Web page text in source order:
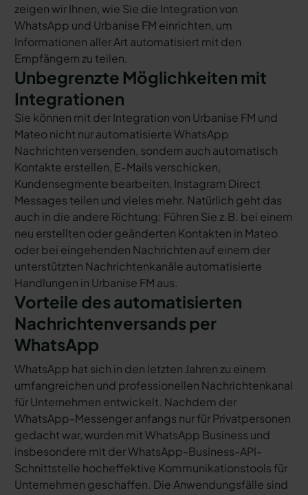
zeigen wir Ihnen, wie Sie die Integration von
WhatsApp und Urbanise FM einrichten, um
Informationen aller Art automatisiert mit den
Empfängern zu teilen.
Unbegrenzte Möglichkeiten mit
Integrationen
Sie können mit der Integration von Urbanise FM und
Mateo nicht nur automatisierte WhatsApp
Nachrichten versenden, sondern auch automatisch
Kontakte erstellen, E-Mails verschicken,
Kundensegmente bearbeiten, Instagram Direct
Messages teilen und vieles mehr. Natürlich geht das
auch in die andere Richtung: Führen Sie z.B. bei einem
neu erstellten oder geänderten Kontakten in Mateo
oder bei eingehenden Nachrichten auf einem der
unterstützten Nachrichtenkanäle automatisierte
Handlungen in Urbanise FM aus.
Vorteile des automatisierten
Nachrichtenversands per
WhatsApp
WhatsApp hat sich in den letzten Jahren zu einem
umfangreichen und professionellen Nachrichtenkanal
für Unternehmen entwickelt. Nachdem der
WhatsApp-Messenger anfangs nur für Privatpersonen
gedacht war, wurden mit WhatsApp Business und
insbesondere mit der WhatsApp-Business-API-
Schnittstelle hocheffektive Kommunikationstools für
Unternehmen geschaffen. Die Anwendungsfälle sind